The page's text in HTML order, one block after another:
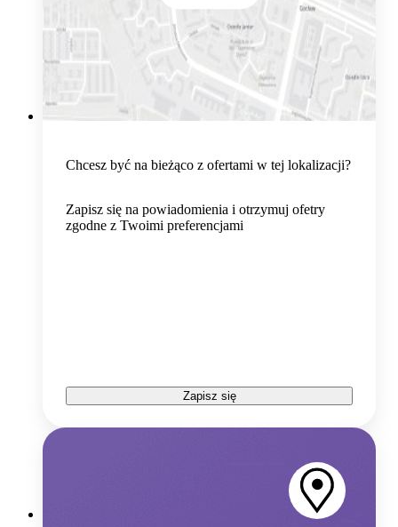
Chcesz być na bieżąco z ofertami w tej lokalizacji?
Zapisz się na powiadomienia i otrzymuj ofetry
zgodne z Twoimi preferencjami
Zapisz się